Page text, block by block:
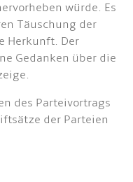
würde. Es
Täuschung der
Herkunft. Der
Gedanken über die
des Parteivortrags
der Parteien